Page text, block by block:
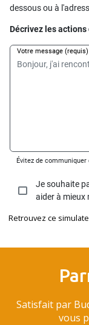
Retrouvez ce
Satisfait par
vous